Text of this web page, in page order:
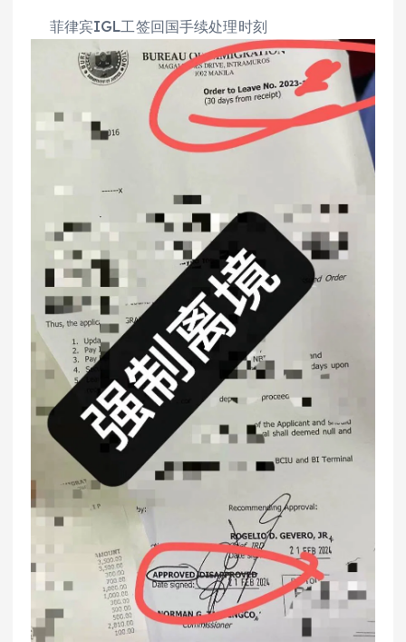
菲律宾IGL工签回国手续处理时刻